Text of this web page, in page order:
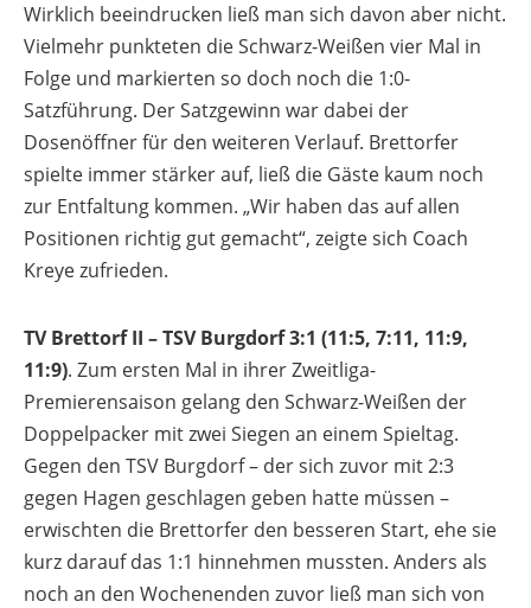
Wirklich beeindrucken ließ man sich davon aber nicht.
Vielmehr punkteten die Schwarz-Weißen vier Mal in
Folge und markierten so doch noch die 1:0-
Satzführung. Der Satzgewinn war dabei der
Dosenöffner für den weiteren Verlauf. Brettorfer
spielte immer stärker auf, ließ die Gäste kaum noch
zur Entfaltung kommen. „Wir haben das auf allen
Positionen richtig gut gemacht“, zeigte sich Coach
Kreye zufrieden.
TV Brettorf II – TSV Burgdorf 3:1 (11:5, 7:11, 11:9,
11:9). Zum ersten Mal in ihrer Zweitliga-
Premierensaison gelang den Schwarz-Weißen der
Doppelpacker mit zwei Siegen an einem Spieltag.
Gegen den TSV Burgdorf – der sich zuvor mit 2:3
gegen Hagen geschlagen geben hatte müssen –
erwischten die Brettorfer den besseren Start, ehe sie
kurz darauf das 1:1 hinnehmen mussten. Anders als
noch an den Wochenenden zuvor ließ man sich von